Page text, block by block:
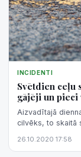
INCIDENTI
Svētdien ceļu
gājēji un
Aizvadītajā
cilvēks, to skaitā
26.10.2020 17:58